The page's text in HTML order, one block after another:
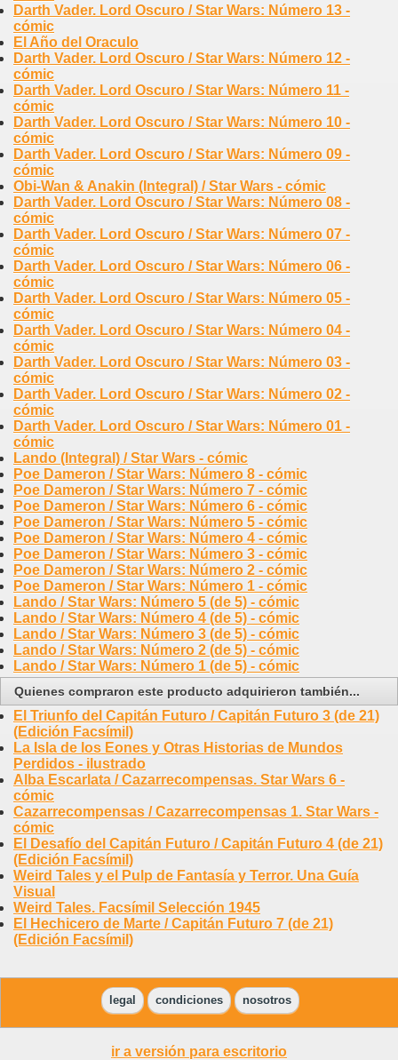
Darth Vader. Lord Oscuro / Star Wars: Número 13 -
cómic
El Año del Oraculo
Darth Vader. Lord Oscuro / Star Wars: Número 12 -
cómic
Darth Vader. Lord Oscuro / Star Wars: Número 11 -
cómic
Darth Vader. Lord Oscuro / Star Wars: Número 10 -
cómic
Darth Vader. Lord Oscuro / Star Wars: Número 09 -
cómic
Obi-Wan & Anakin (Integral) / Star Wars - cómic
Darth Vader. Lord Oscuro / Star Wars: Número 08 -
cómic
Darth Vader. Lord Oscuro / Star Wars: Número 07 -
cómic
Darth Vader. Lord Oscuro / Star Wars: Número 06 -
cómic
Darth Vader. Lord Oscuro / Star Wars: Número 05 -
cómic
Darth Vader. Lord Oscuro / Star Wars: Número 04 -
cómic
Darth Vader. Lord Oscuro / Star Wars: Número 03 -
cómic
Darth Vader. Lord Oscuro / Star Wars: Número 02 -
cómic
Darth Vader. Lord Oscuro / Star Wars: Número 01 -
cómic
Lando (Integral) / Star Wars - cómic
Poe Dameron / Star Wars: Número 8 - cómic
Poe Dameron / Star Wars: Número 7 - cómic
Poe Dameron / Star Wars: Número 6 - cómic
Poe Dameron / Star Wars: Número 5 - cómic
Poe Dameron / Star Wars: Número 4 - cómic
Poe Dameron / Star Wars: Número 3 - cómic
Poe Dameron / Star Wars: Número 2 - cómic
Poe Dameron / Star Wars: Número 1 - cómic
Lando / Star Wars: Número 5 (de 5) - cómic
Lando / Star Wars: Número 4 (de 5) - cómic
Lando / Star Wars: Número 3 (de 5) - cómic
Lando / Star Wars: Número 2 (de 5) - cómic
Lando / Star Wars: Número 1 (de 5) - cómic
Quienes compraron este producto adquirieron también...
El Triunfo del Capitán Futuro / Capitán Futuro 3 (de 21)
(Edición Facsímil)
La Isla de los Eones y Otras Historias de Mundos
Perdidos - ilustrado
Alba Escarlata / Cazarrecompensas. Star Wars 6 -
cómic
Cazarrecompensas / Cazarrecompensas 1. Star Wars -
cómic
El Desafío del Capitán Futuro / Capitán Futuro 4 (de 21)
(Edición Facsímil)
Weird Tales y el Pulp de Fantasía y Terror. Una Guía
Visual
Weird Tales. Facsímil Selección 1945
El Hechicero de Marte / Capitán Futuro 7 (de 21)
(Edición Facsímil)
legal condiciones nosotros
ir a versión para escritorio